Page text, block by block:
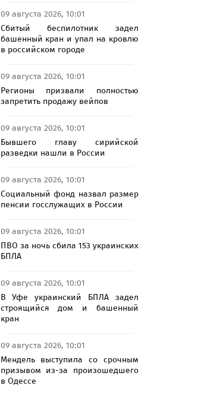
09 августа 2026, 10:01
Сбитый беспилотник задел
башенный кран и упал на кровлю
в российском городе
09 августа 2026, 10:01
Регионы призвали полностью
запретить продажу вейпов
09 августа 2026, 10:01
Бывшего главу сирийской
разведки нашли в России
09 августа 2026, 10:01
Социальный фонд назвал размер
пенсии госслужащих в России
09 августа 2026, 10:01
ПВО за ночь сбила 153 украинских
БПЛА
09 августа 2026, 10:01
В Уфе украинский БПЛА задел
строящийся дом и башенный
кран
09 августа 2026, 10:01
Мендель выступила со срочным
призывом из-за произошедшего
в Одессе